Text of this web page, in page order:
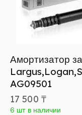
Амортизатор
AG09501
17 500 ₸
6 шт в наличии